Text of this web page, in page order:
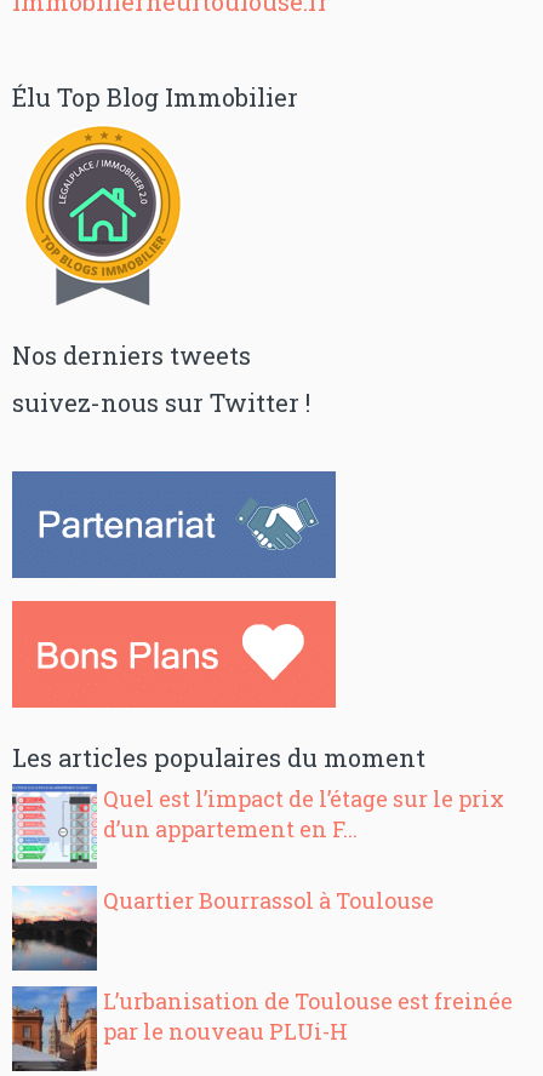
Élu Top Blog Immobilier
Nos derniers tweets
suivez-nous sur Twitter !
Les articles populaires du moment
Quel est l’impact de l’étage sur le prix
d’un appartement en F...
Quartier Bourrassol à Toulouse
L’urbanisation de Toulouse est freinée
par le nouveau PLUi-H